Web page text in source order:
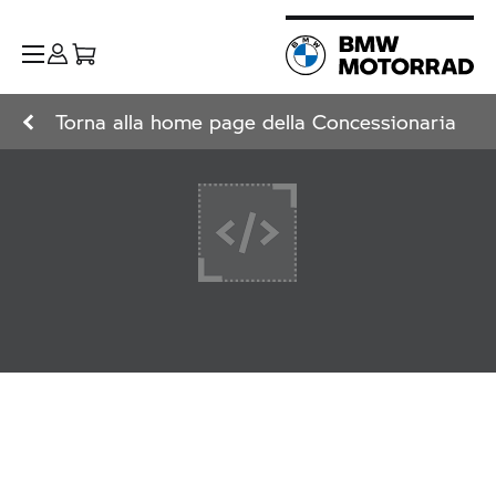
Torna alla home page della Concessionaria